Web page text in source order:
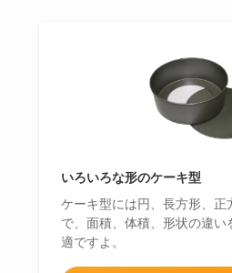
いろいろな形のケーキ型
ケーキ型には円、長方形、正
で、面積、体積、形状の違い
適ですよ。